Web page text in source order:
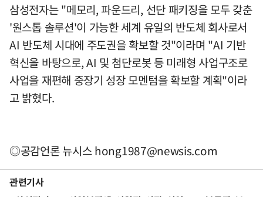
삼성전자는 "메모리, 파운드리, 선단 패키징을 모두 갖춘
'원스톱 솔루션'이 가능한 세계 유일의 반도체 회사로서
AI 반도체 시대에 주도권을 확보할 것"이라며 "AI 기반
혁신을 바탕으로, AI 및 첨단로봇 등 미래형 사업구조로
사업을 재편해 중장기 성장 모멘텀을 확보할 계획"이라
고 밝혔다.
◎공감언론 뉴시스hong1987@newsis.com
관련기사